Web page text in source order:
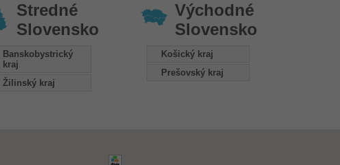
Stredné
Slovensko
Banskobystrický
kraj
Žilinský kraj
Východné
Slovensko
Košický kraj
Prešovský kraj